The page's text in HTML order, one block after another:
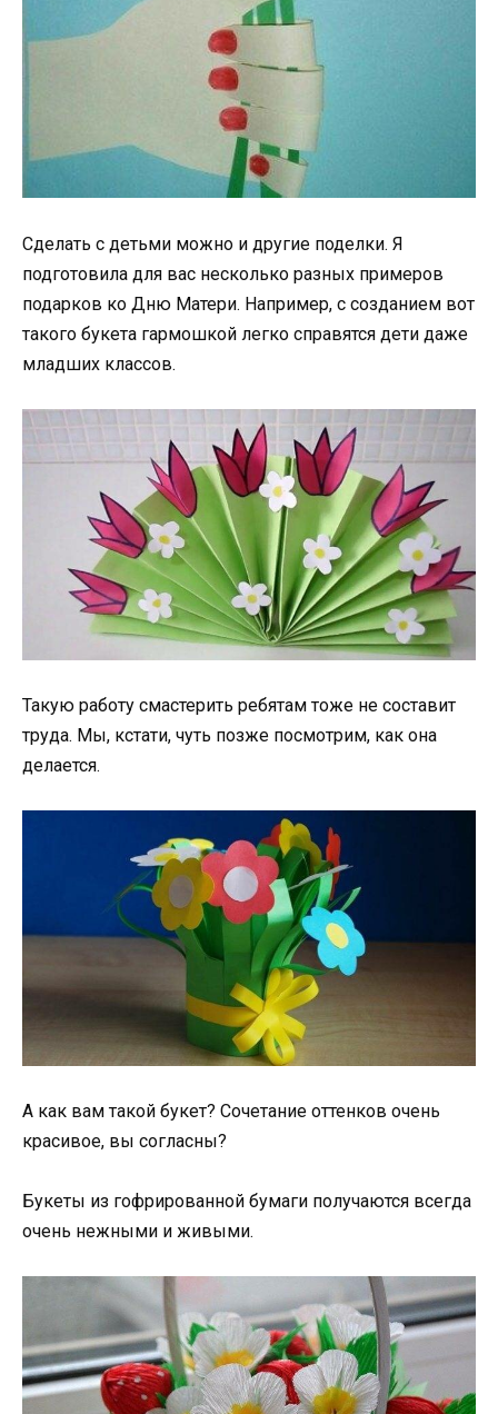
Сделать с детьми можно и другие поделки. Я
подготовила для вас несколько разных примеров
подарков ко Дню Матери. Например, с созданием вот
такого букета гармошкой легко справятся дети даже
младших классов.
Такую работу смастерить ребятам тоже не составит
труда. Мы, кстати, чуть позже посмотрим, как она
делается.
А как вам такой букет? Сочетание оттенков очень
красивое, вы согласны?
Букеты из гофрированной бумаги получаются всегда
очень нежными и живыми.